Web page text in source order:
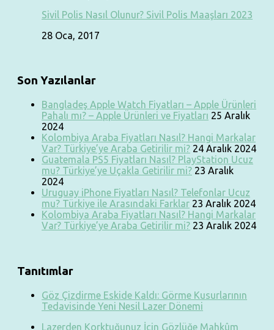
Sivil Polis Nasıl Olunur? Sivil Polis Maaşları 2023
28 Oca, 2017
Son Yazılanlar
Bangladeş Apple Watch Fiyatları – Apple Ürünleri
Pahalı mı? – Apple Ürünleri ve Fiyatları 25 Aralık
2024
Kolombiya Araba Fiyatları Nasıl? Hangi Markalar
Var? Türkiye’ye Araba Getirilir mi? 24 Aralık 2024
Guatemala PS5 Fiyatları Nasıl? PlayStation Ucuz
mu? Türkiye’ye Uçakla Getirilir mi? 23 Aralık
2024
Uruguay iPhone Fiyatları Nasıl? Telefonlar Ucuz
mu? Türkiye ile Arasındaki Farklar 23 Aralık 2024
Kolombiya Araba Fiyatları Nasıl? Hangi Markalar
Var? Türkiye’ye Araba Getirilir mi? 23 Aralık 2024
Tanıtımlar
Göz Çizdirme Eskide Kaldı: Görme Kusurlarının
Tedavisinde Yeni Nesil Lazer Dönemi
Lazerden Korktuğunuz İçin Gözlüğe Mahkûm